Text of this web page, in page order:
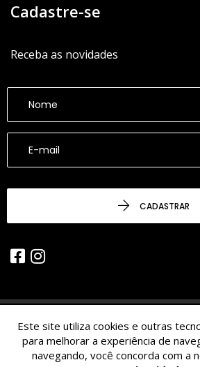
Cadastre-se
Receba as novidades
CADASTRAR
© 2026 - CESARINACIO - Imóveis de
Reservados.
Este site utiliza cookies e outras
para melhorar a experiência de
navegando, você concorda com a